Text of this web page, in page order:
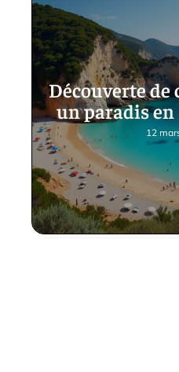
Découverte
un paradis
12